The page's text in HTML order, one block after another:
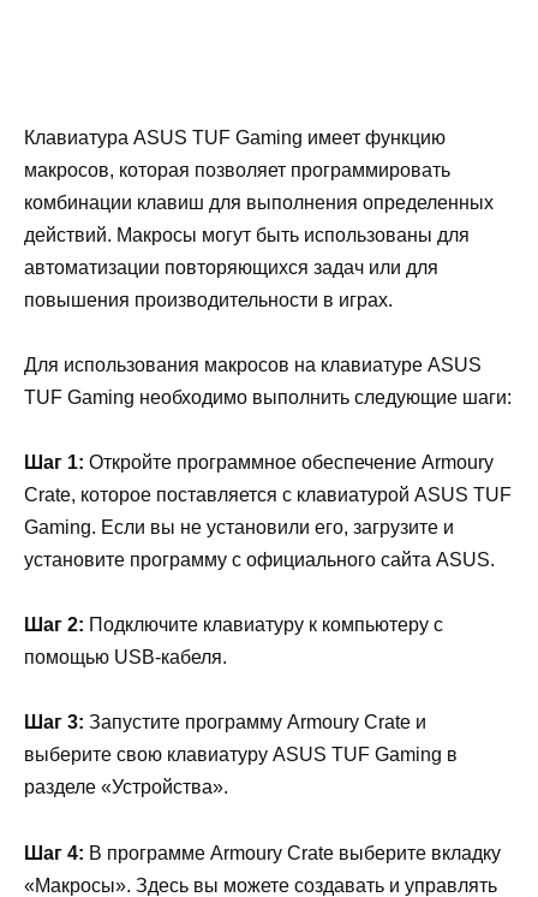
Клавиатура ASUS TUF Gaming имеет функцию
макросов, которая позволяет программировать
комбинации клавиш для выполнения определенных
действий. Макросы могут быть использованы для
автоматизации повторяющихся задач или для
повышения производительности в играх.
Для использования макросов на клавиатуре ASUS
TUF Gaming необходимо выполнить следующие шаги:
Шаг 1: Откройте программное обеспечение Armoury
Crate, которое поставляется с клавиатурой ASUS TUF
Gaming. Если вы не установили его, загрузите и
установите программу с официального сайта ASUS.
Шаг 2: Подключите клавиатуру к компьютеру с
помощью USB-кабеля.
Шаг 3: Запустите программу Armoury Crate и
выберите свою клавиатуру ASUS TUF Gaming в
разделе «Устройства».
Шаг 4: В программе Armoury Crate выберите вкладку
«Макросы». Здесь вы можете создавать и управлять